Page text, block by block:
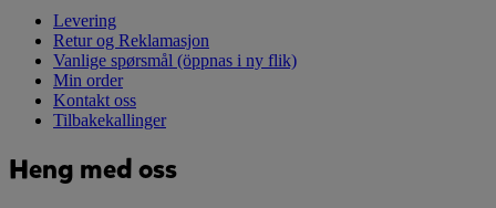
Levering
Retur og Reklamasjon
Vanlige spørsmål (öppnas i ny flik)
Min order
Kontakt oss
Tilbakekallinger
Heng med oss